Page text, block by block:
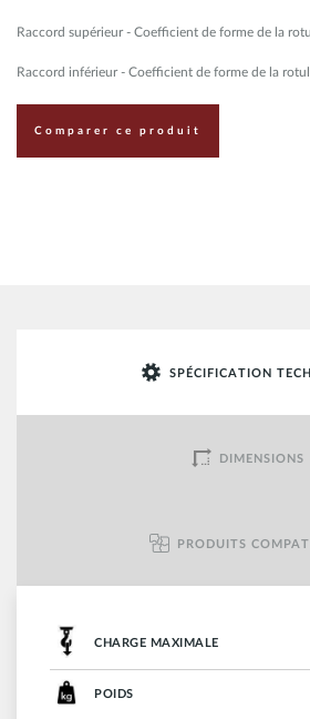
Raccord supérieur - Coefficient de forme de la
Raccord inférieur - Coefficient de forme de la
Comparer ce produit
SPÉCIFICATION
DIMENSIONS
PRODUITS
CHARGE MAXIMALE
POIDS